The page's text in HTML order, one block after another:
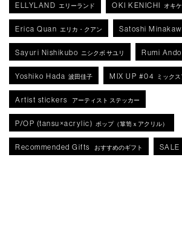
ELLYLAND エリーランド OKI KENICHI オキ
Erica Quan エリカ・クアン Satoshi
Sayuri Nishikubo ニシクボ サユリ Rumi Ando
Yoshiko Hada 波田佳子 MIX UP #04 ミック
Artist stickers アーティスト ステッカー
P/OP (tansu×acrylic) ポップ（箪笥ｘアクリル）
Recommended Gifts おすすめのギフト SALE